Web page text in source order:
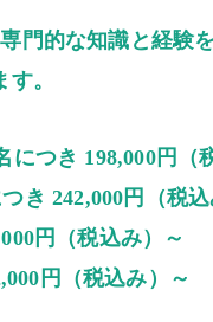
門的な知識と経験
。
つき 198,000円（
き 242,000円（税込
円（税込み）～
円（税込み）～